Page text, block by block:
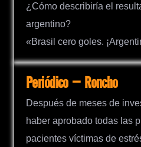
¿Cómo describiría el
argentino?
«Brasil cero goles.
Periódico – Roncho
Después de meses de
haber aprobado todas las
pacientes víctimas de